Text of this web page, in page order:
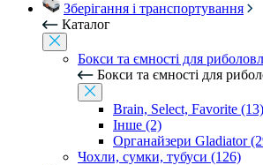
Зберігання і транспортування
Каталог
Бокси та ємності для
Бокси та ємності для
Brain, Select, Favorite (13)
Інше (2)
Органайзери Gladiator
Чохли, сумки, тубуси (126)